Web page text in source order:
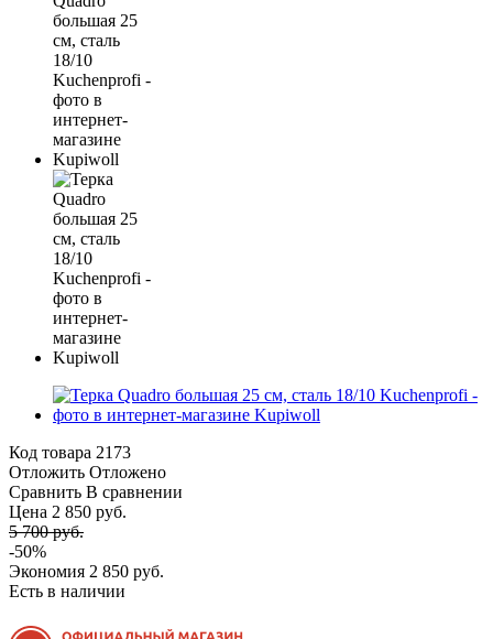
Код товара 2173
Отложить Отложено
Сравнить В сравнении
Цена 2 850 руб.
5 700 руб.
-50%
Экономия 2 850 руб.
Есть в наличии